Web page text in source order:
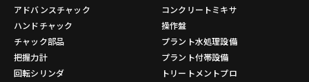
アドバンスチャック
ハンドチャック
チャック部品
把握力計
回転シリンダ
コンクリートミキサ
操作盤
プラント水処理設備
プラント付帯設備
トリートメントプロ